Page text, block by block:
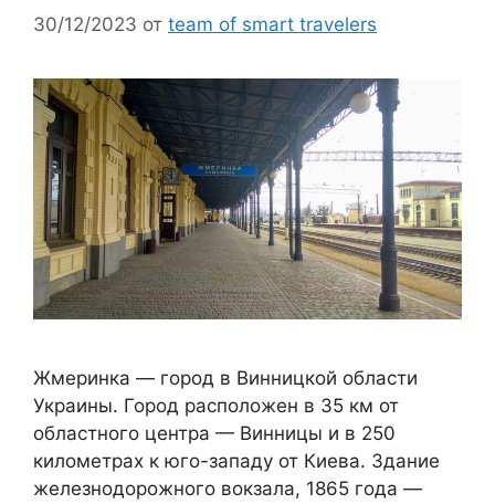
30/12/2023 от team of smart travelers
Жмеринка — город в Винницкой области
Украины. Город расположен в 35 км от
областного центра — Винницы и в 250
километрах к юго-западу от Киева. Здание
железнодорожного вокзала, 1865 года —